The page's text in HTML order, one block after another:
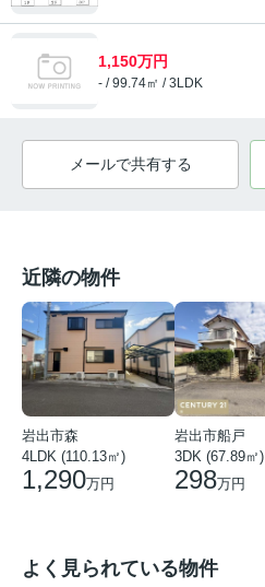
1,150万円
- / 99.74㎡ / 3LDK
メールで共有する
近隣の物件
岩出市森
4LDK (110.13㎡)
1,290万円
岩出市船戸
3DK (67.89㎡)
298万円
よく見られている物件